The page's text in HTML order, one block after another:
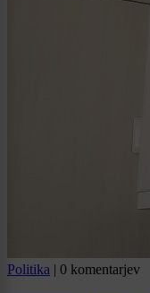
Politika | 0 komentarjev